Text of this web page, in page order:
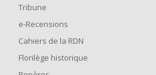
Tribune
e-Recensions
Cahiers de la RDN
Florilège historique